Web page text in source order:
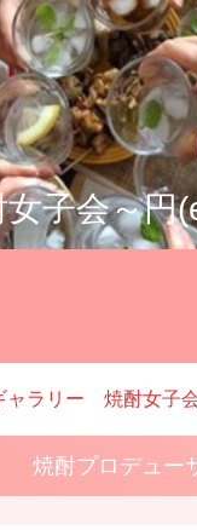
女子会～
ャラリー 焼酎女子
焼酎プロデュー